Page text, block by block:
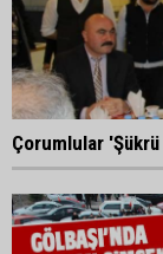
Çorumlular